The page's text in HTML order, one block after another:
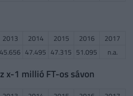
2013 2014 2015 2016
2017
45.656 47.495 47.315 51.095 n.a.
x-1 millió FT-os sávon